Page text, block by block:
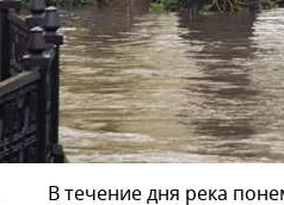
В течение дня река